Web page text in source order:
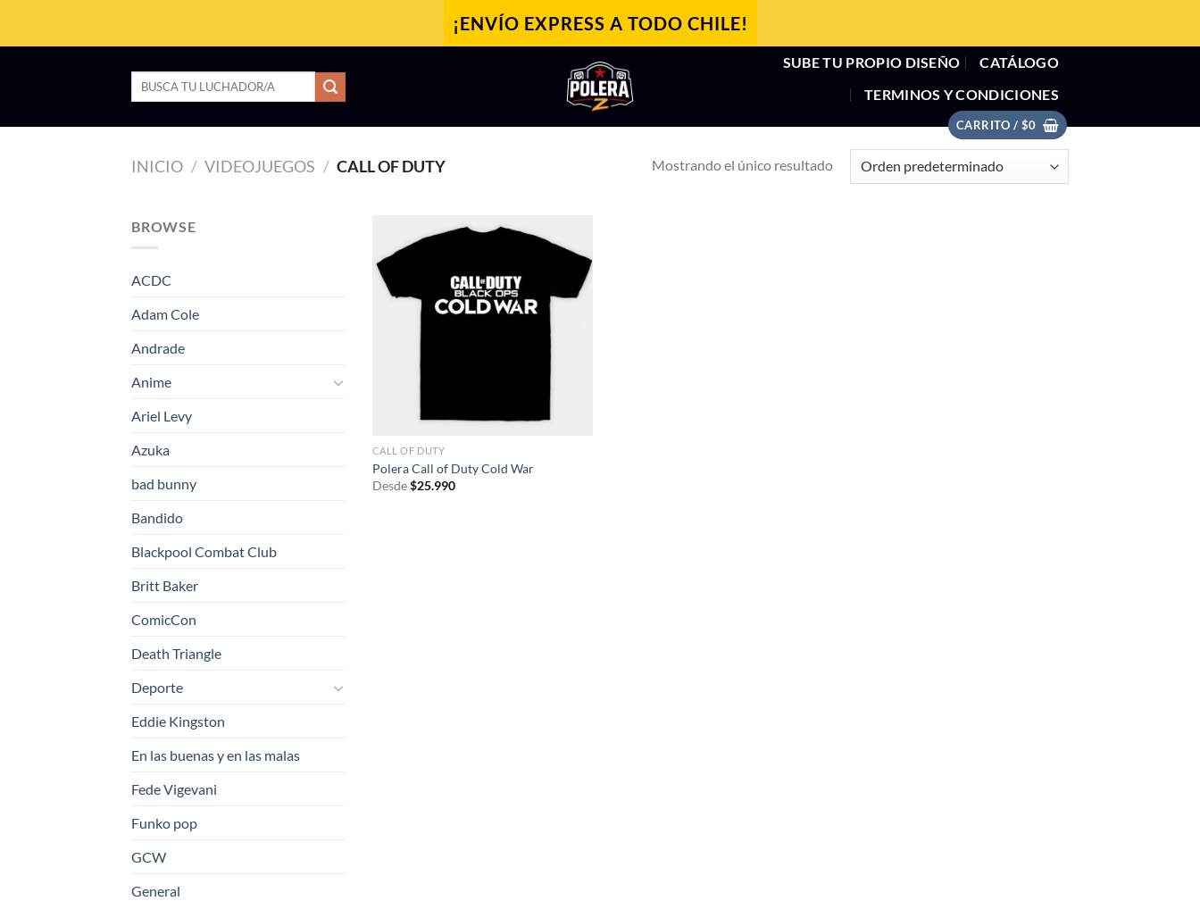
¡ENVÍO EXPRESS A TODO CHILE!
Buscar
SUBE TU PROPIO DISEÑO
CATÁLOGO
TERMINOS Y CONDICIONES
CARRITO / $0
INICIO / VIDEOJUEGOS / CALL OF DUTY Mostrando el único resultado
BROWSE
ACDC
Adam Cole
Andrade
Anime
Ariel Levy
Azuka
bad bunny
Bandido
Blackpool Combat Club
Britt Baker
ComicCon
Death Triangle
Deporte
Eddie Kingston
En las buenas y en las malas
Fede Vigevani
Funko pop
GCW
General
CALL OF DUTY
Polera Call of Duty Cold War
Desde$25.990